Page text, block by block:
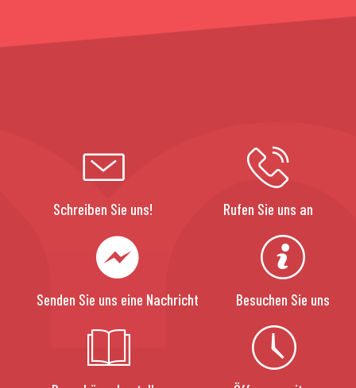
Schreiben Sie uns! Rufen Sie uns an
Senden Sie uns eine Nachricht Besuchen Sie uns